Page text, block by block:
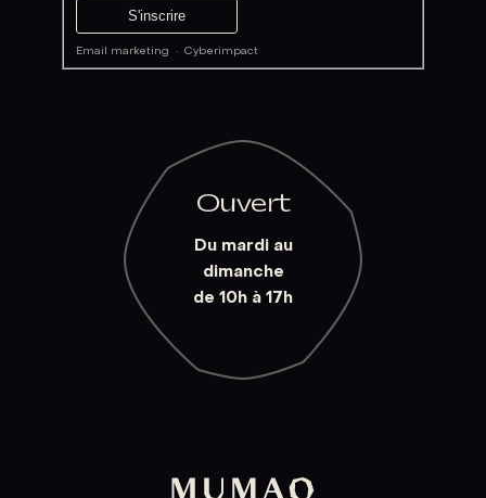
Email marketing ·Cyberimpact
Ouvert
Du mardi au
dimanche
de 10h à 17h